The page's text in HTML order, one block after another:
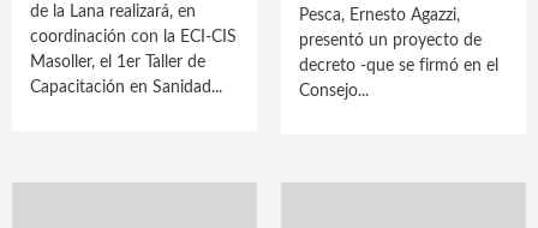
de la Lana realizará, en
coordinación con la ECI-CIS
Masoller, el 1er Taller de
Capacitación en Sanidad...
Pesca, Ernesto Agazzi,
presentó un proyecto de
decreto -que se firmó en el
Consejo...